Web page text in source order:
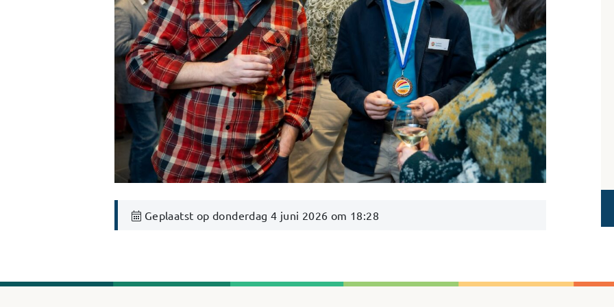
Geplaatst op donderdag 4 juni 2026 om 18:28